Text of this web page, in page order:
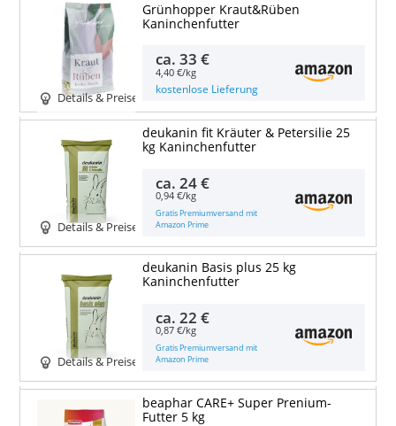
Details & Preise
Grünhopper Kraut&Rüben
Kaninchenfutter
ca.33 €
4,40 €/kg
kostenlose Lieferung
Details & Preise
deukanin fit Kräuter & Petersilie 25
kg Kaninchenfutter
ca.24 €
0,94 €/kg
Gratis Premiumversand mit
Amazon Prime
Details & Preise
deukanin Basis plus 25 kg
Kaninchenfutter
ca.22 €
0,87 €/kg
Gratis Premiumversand mit
Amazon Prime
beaphar CARE+ Super Prenium-
Futter 5 kg